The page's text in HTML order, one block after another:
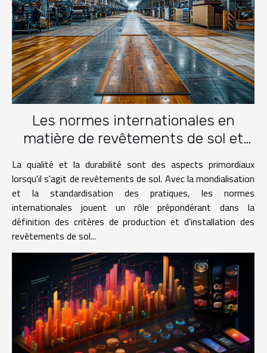
Les normes internationales en
matière de revêtements de sol et
leur influence sur la production
La qualité et la durabilité sont des aspects primordiaux
lorsqu'il s'agit de revêtements de sol. Avec la mondialisation
et la standardisation des pratiques, les normes
internationales jouent un rôle prépondérant dans la
définition des critères de production et d'installation des
revêtements de sol...